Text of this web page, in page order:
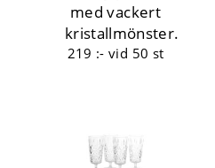
med vackert
kristallmönster.
219 :-vid 50 st